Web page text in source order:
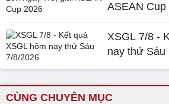
ASEAN Cup
XSGL 7/8 -
nay thứ Sáu
CÙNG CHUYÊN MỤC